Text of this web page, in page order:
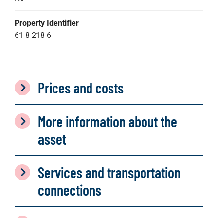
Property Identifier
61-8-218-6
Prices and costs
More information about the
asset
Services and transportation
connections